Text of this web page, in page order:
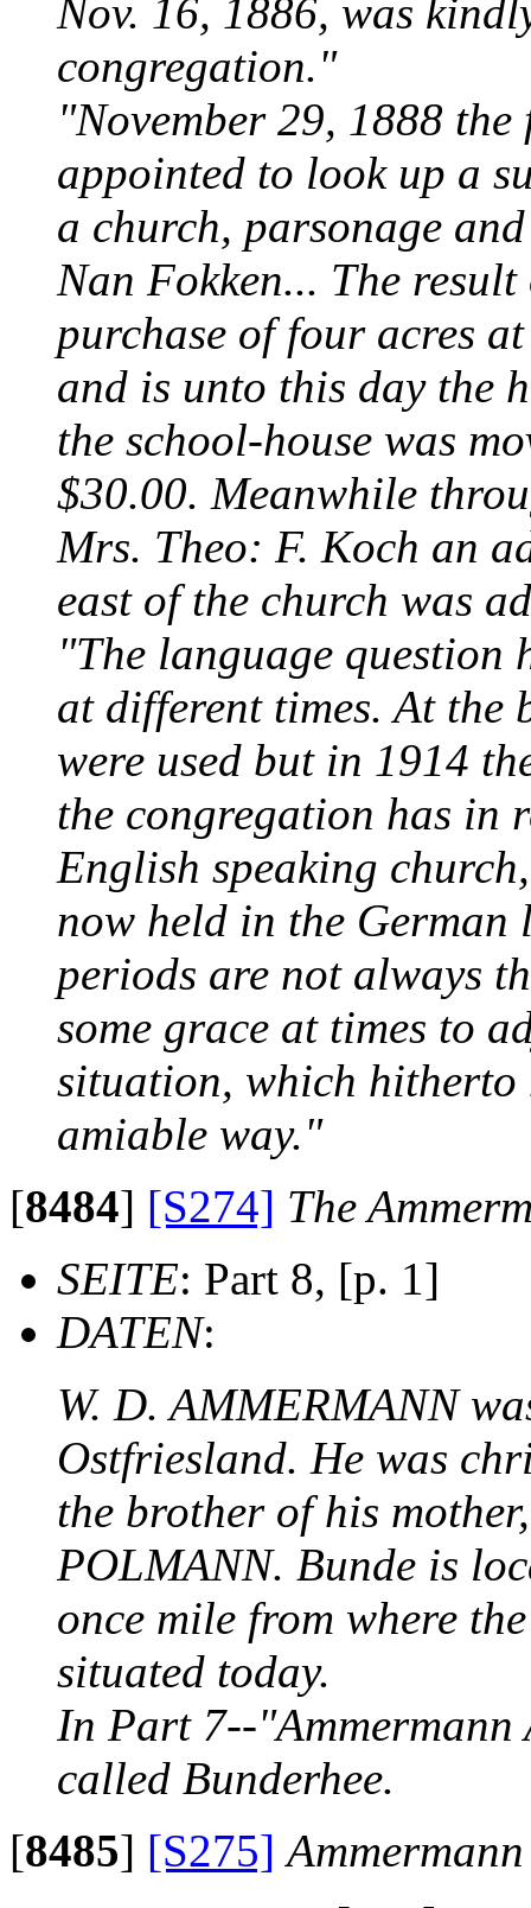
Nov. 16, 1886, was
congregation."
"November 29, 1888
appointed to look up a
a church, parsonage
Nan Fokken... The
purchase of four acres
and is unto this day the
the school-house was
$30.00. Meanwhile
Mrs. Theo: F. Koch an
east of the church was
"The language question
at different times. At the
were used but in 1914
the congregation has in
English speaking
now held in the German
periods are not always
some grace at times to
situation, which hitherto
amiable way."
[8484] [S274] The
SEITE: Part 8, [p. 1]
DATEN:
W. D. AMMERMANN
Ostfriesland. He was
the brother of his
POLMANN. Bunde is
once mile from where
situated today.
In Part 7--
called Bunderhee.
[8485] [S275]